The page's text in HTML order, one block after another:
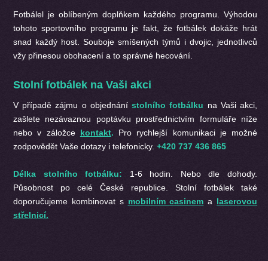
Fotbálel je oblíbeným doplňkem každého programu. Výhodou
tohoto sportovního programu je fakt, že fotbálek dokáže hrát
snad každý host. Souboje smíšených týmů i dvojic, jednotlivců
vžy přinesou obohacení a to správné hecování.
Stolní fotbálek na Vaši akci
V případě zájmu o objednánístolního fotbálku na Vaši akci,
zašlete nezávaznou poptávku prostřednictvím formuláře níže
nebo v záložce kontakt. Pro rychlejší komunikaci je možné
zodpovědět Vaše dotazy i telefonicky. +420 737 436 865
Délka stolního fotbálku: 1-6 hodin. Nebo dle dohody.
Působnost po celé České republice.
Stolní fotbálek také
doporučujeme kombinovat s mobilním casinem a laserovou
střelnicí.